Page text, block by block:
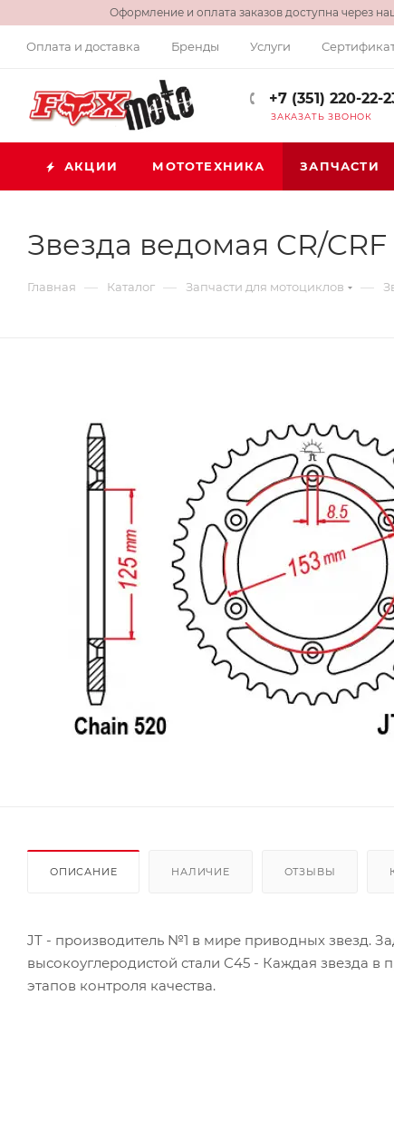
Оформление и оплата заказов доступна через
Оплата и доставка Бренды Услуги
+7 (351) 220-22-
ЗАКАЗАТЬ ЗВОНОК
АКЦИИ МОТОТЕХНИКА ЗАПЧАСТИ
Звезда ведомая CR/CRF
Главная — Каталог — Запчасти для мотоциклов —
ОПИСАНИЕ НАЛИЧИЕ ОТЗЫВЫ
JT - производитель №1 в мире приводных звезд.
высокоуглеродистой стали С45 - Каждая звезда в
этапов контроля качества.